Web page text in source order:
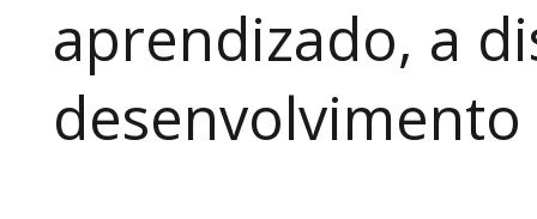
aprendizado, a